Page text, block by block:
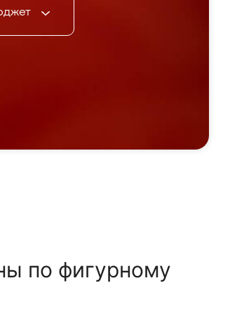
по фигурному